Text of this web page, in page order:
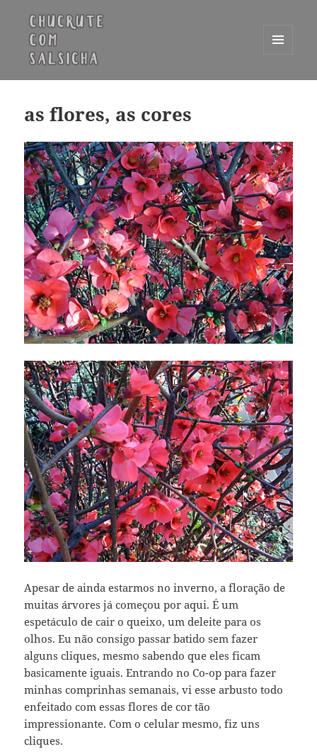
WIDGETS
as flores, as cores
Apesar de ainda estarmos no inverno, a floração de
muitas árvores já começou por aqui. É um
espetáculo de cair o queixo, um deleite para os
olhos. Eu não consigo passar batido sem fazer
alguns cliques, mesmo sabendo que eles ficam
basicamente iguais. Entrando no Co-op para fazer
minhas comprinhas semanais, vi esse arbusto todo
enfeitado com essas flores de cor tão
impressionante. Com o celular mesmo, fiz uns
cliques.